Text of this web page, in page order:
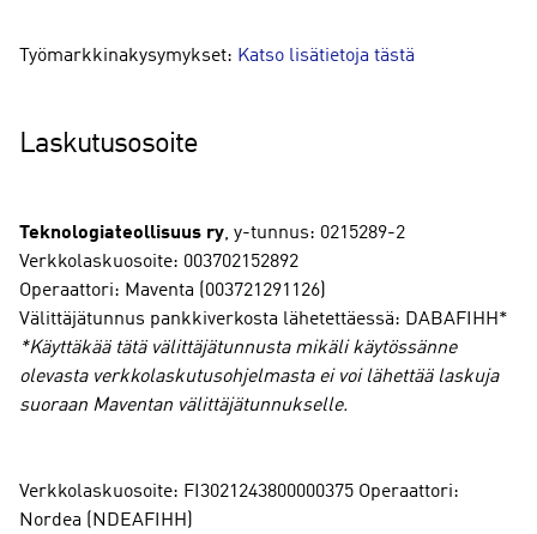
Työmarkkinakysymykset: Katso lisätietoja tästä
Laskutusosoite
Teknologiateollisuus ry, y-tunnus: 0215289-2
Verkkolaskuosoite: 003702152892
Operaattori: Maventa (003721291126)
Välittäjätunnus pankkiverkosta lähetettäessä: DABAFIHH*
*Käyttäkää tätä välittäjätunnusta mikäli käytössänne
olevasta verkkolaskutusohjelmasta ei voi lähettää laskuja
suoraan Maventan välittäjätunnukselle.
Verkkolaskuosoite: FI3021243800000375 Operaattori:
Nordea (NDEAFIHH)